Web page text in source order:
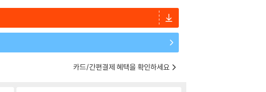
카드/간편결제 혜택을 확인하세요